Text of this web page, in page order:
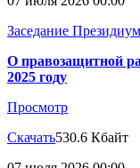
Заседание
О правозащитной
2025 году
Просмотр
Скачать530.6 Кбайт